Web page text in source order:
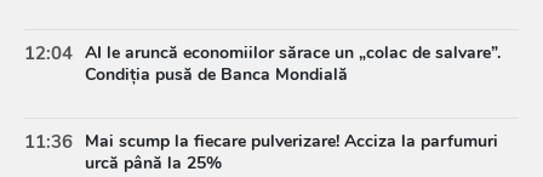
12:04 AI le aruncă economiilor sărace un „colac de salvare”.
Condiția pusă de Banca Mondială
11:36 Mai scump la fiecare pulverizare! Acciza la parfumuri
urcă până la 25%